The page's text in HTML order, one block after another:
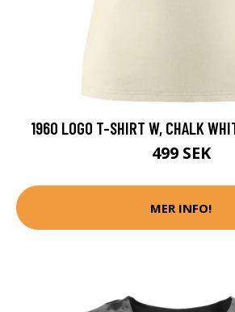
1960 LOGO T-SHIRT W, CHALK
499 SEK
MER INFO!